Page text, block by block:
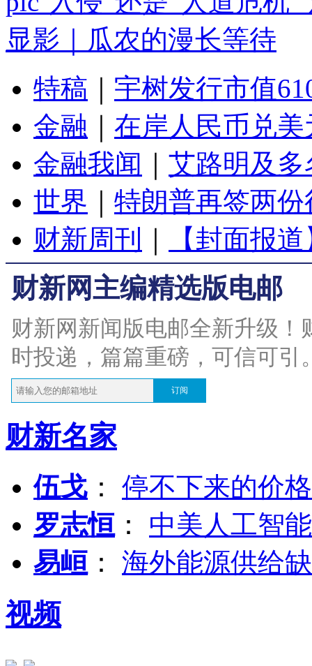
显影｜瓜农的漫长等待
特稿
宇树发行市值
金融
在岸人民币兑
金融我闻
艾路明及
世界
特朗普再签两
财新周刊
【封面报
财新网主编精选版电邮
财新网新闻版电邮全新升级
时投递，篇篇重磅，可信可引
订阅
财新名家
伍戈 ： 停不下来的价
罗志恒 ： 中美人工智
易峘 ： 海外能源供给
视频